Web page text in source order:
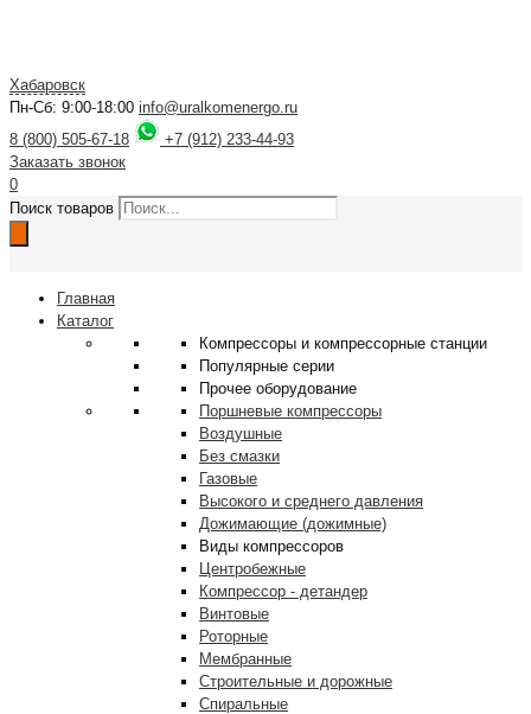
Хабаровск
Пн-Сб: 9:00-18:00 info@uralkomenergo.ru
8 (800) 505-67-18
+7 (912) 233-44-93
Заказать звонок
0
Поиск товаров
Главная
Каталог
Компрессоры и компрессорные станции
Популярные серии
Прочее оборудование
Поршневые компрессоры
Воздушные
Без смазки
Газовые
Высокого и среднего давления
Дожимающие (дожимные)
Виды компрессоров
Центробежные
Компрессор - детандер
Винтовые
Роторные
Мембранные
Строительные и дорожные
Спиральные